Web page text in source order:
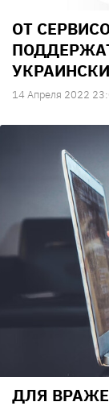
ОТ
14 Апреля 2022
ДЛЯ